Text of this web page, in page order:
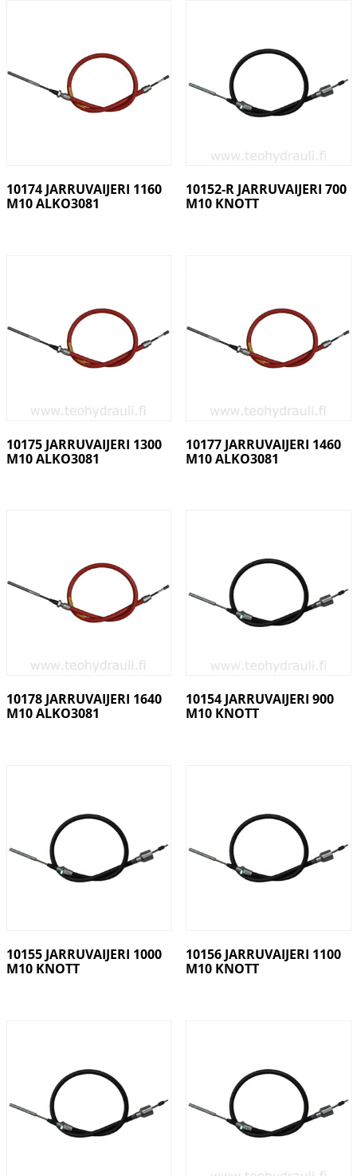
10174 JARRUVAIJERI 1160
M10 ALKO3081
10152-R JARRUVAIJERI 700
M10 KNOTT
10175 JARRUVAIJERI 1300
M10 ALKO3081
10177 JARRUVAIJERI 1460
M10 ALKO3081
10178 JARRUVAIJERI 1640
M10 ALKO3081
10154 JARRUVAIJERI 900
M10 KNOTT
10155 JARRUVAIJERI 1000
M10 KNOTT
10156 JARRUVAIJERI 1100
M10 KNOTT